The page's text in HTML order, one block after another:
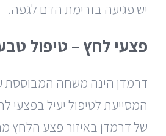
יש פגיעה בזרימת הדם לגפה.
פצעי לחץ – טיפול
דרמדן הינה משחה המבוססת
המסייעת לטיפול יעיל בפצעי
של דרמדן באיזור פצע הלחץ